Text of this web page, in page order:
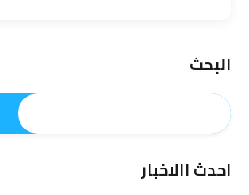
البحث
احدث االاخبار